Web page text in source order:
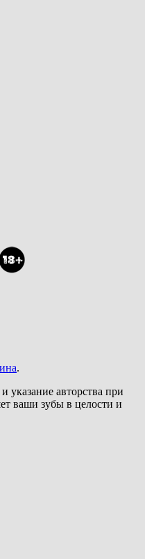
.
указание авторства при
ваши зубы в целости и